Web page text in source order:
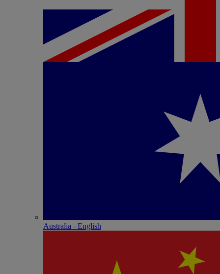
Australia - English